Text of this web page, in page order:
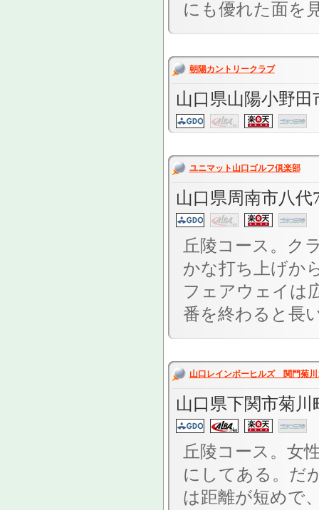
にも優れた面を
朝陽カントリークラブ
山口県山陽小野田
ユニマット山口ゴルフ倶楽部
山口県周南市八代
丘陵コース。ク
かな打ち上げか
フェアウェイは
番を終わると長
山口レインボーヒルズ 関門菊川
山口県下関市菊川
丘陵コース。女
にしてある。だ
は距離が短めで